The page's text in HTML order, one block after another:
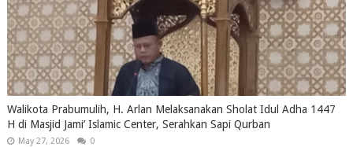
Walikota Prabumulih, H. Arlan Melaksanakan Sholat Idul Adha 1447
H di Masjid Jami’ Islamic Center, Serahkan Sapi Qurban
May 27, 2026 0